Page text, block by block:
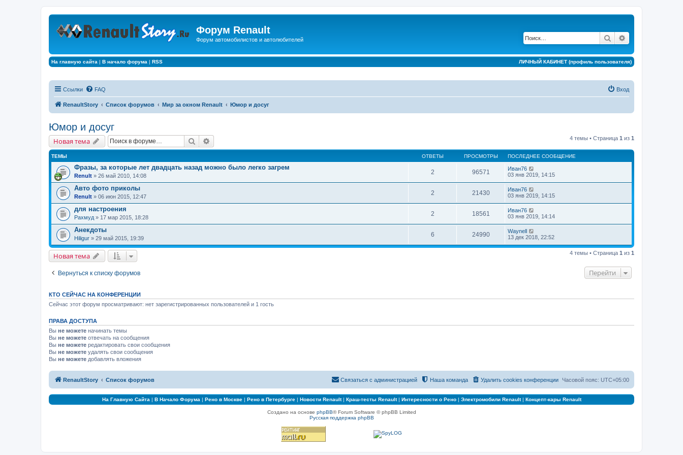
Форум Renault
Форум автомобилистов и автолюбителей Поиск
На главную сайта | В начало форума | RSS ЛИЧНЫЙ КАБИНЕТ (профиль пользователя)
Ссылки FAQ Вход
RenaultStory Список форумов Мир за окном Renault Юмор и досуг
Юмор и досуг
Новая тема Поиск 4 темы • Страница 1 из 1
ТЕМЫ ОТВЕТЫ ПРОСМОТРЫ ПОСЛЕДНЕЕ СООБЩЕНИЕ
Фразы, за которые лет двадцать назад можно было легко загрем
Renult » 26 май 2010, 14:08
2 96571
Иван76
03 янв 2019, 14:15
Авто фото приколы
Renult » 06 июн 2015, 12:47
2 21430
Иван76
03 янв 2019, 14:15
для настроения
Рахмуд » 17 мар 2015, 18:28
2 18561
Иван76
03 янв 2019, 14:14
Анекдоты
Hiligur » 29 май 2015, 19:39
6 24990
Waynell
13 дек 2018, 22:52
Новая тема 4 темы • Страница 1 из 1
Вернуться к списку форумов Перейти
КТО СЕЙЧАС НА КОНФЕРЕНЦИИ
Сейчас этот форум просматривают: нет зарегистрированных пользователей и 1 гость
ПРАВА ДОСТУПА
Вы не можете начинать темы
Вы не можете отвечать на сообщения
Вы не можете редактировать свои сообщения
Вы не можете удалять свои сообщения
Вы не можете добавлять вложения
RenaultStory Список форумов Часовой пояс: UTC+05:00
Удалить cookies конференции
Наша команда
Связаться с администрацией
На Главную Сайта | В Начало Форума | Рено в Москве| Рено в Петербурге| Новости Renault| Краш-тесты Renault| Интересности о Рено| Электромобили Renault| Концепт-кары Renault
Создано на основе phpBB® Forum Software © phpBB Limited
Русская поддержка phpBB